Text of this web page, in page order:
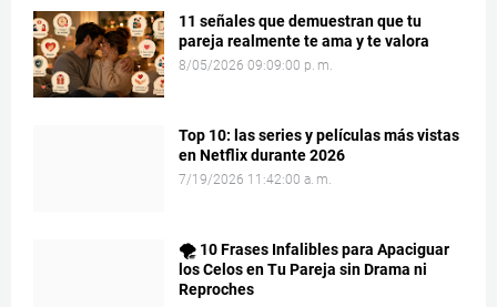
11 señales que demuestran que tu
pareja realmente te ama y te valora
8/05/2026 09:09:00 p. m.
Top 10: las series y películas más vistas
en Netflix durante 2026
7/19/2026 11:42:00 a. m.
🌪️ 10 Frases Infalibles para Apaciguar
los Celos en Tu Pareja sin Drama ni
Reproches